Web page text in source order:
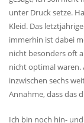
unter Druck setze.
Kleid. Das
immerhin ist dabei
nicht besonders oft
nicht optimal waren.
inzwischen sechs
Annahme, dass das
Ich bin noch hin-